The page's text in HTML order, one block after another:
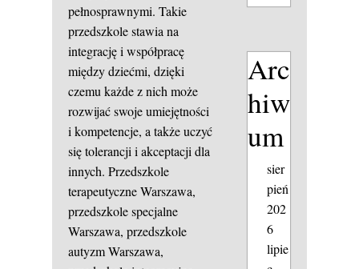
pełnosprawnymi. Takie
przedszkole stawia na
integrację i współpracę
między dziećmi, dzięki
czemu każde z nich może
rozwijać swoje umiejętności
i kompetencje, a także uczyć
się tolerancji i akceptacji dla
innych. Przedszkole
terapeutyczne Warszawa,
przedszkole specjalne
Warszawa, przedszkole
autyzm Warszawa,
Arc
hiw
um
sier
pień
202
6
lipie